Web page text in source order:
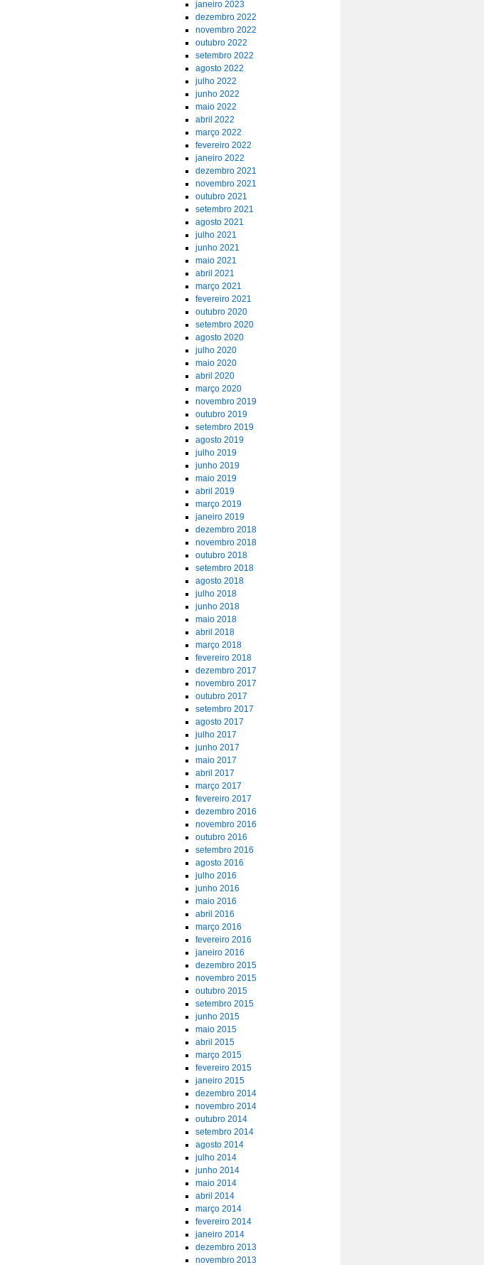
janeiro 2023
dezembro 2022
novembro 2022
outubro 2022
setembro 2022
agosto 2022
julho 2022
junho 2022
maio 2022
abril 2022
março 2022
fevereiro 2022
janeiro 2022
dezembro 2021
novembro 2021
outubro 2021
setembro 2021
agosto 2021
julho 2021
junho 2021
maio 2021
abril 2021
março 2021
fevereiro 2021
outubro 2020
setembro 2020
agosto 2020
julho 2020
maio 2020
abril 2020
março 2020
novembro 2019
outubro 2019
setembro 2019
agosto 2019
julho 2019
junho 2019
maio 2019
abril 2019
março 2019
janeiro 2019
dezembro 2018
novembro 2018
outubro 2018
setembro 2018
agosto 2018
julho 2018
junho 2018
maio 2018
abril 2018
março 2018
fevereiro 2018
dezembro 2017
novembro 2017
outubro 2017
setembro 2017
agosto 2017
julho 2017
junho 2017
maio 2017
abril 2017
março 2017
fevereiro 2017
dezembro 2016
novembro 2016
outubro 2016
setembro 2016
agosto 2016
julho 2016
junho 2016
maio 2016
abril 2016
março 2016
fevereiro 2016
janeiro 2016
dezembro 2015
novembro 2015
outubro 2015
setembro 2015
junho 2015
maio 2015
abril 2015
março 2015
fevereiro 2015
janeiro 2015
dezembro 2014
novembro 2014
outubro 2014
setembro 2014
agosto 2014
julho 2014
junho 2014
maio 2014
abril 2014
março 2014
fevereiro 2014
janeiro 2014
dezembro 2013
novembro 2013